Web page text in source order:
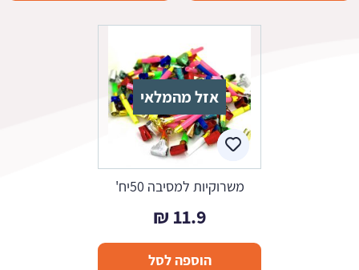
אזל מהמלאי
משרוקיות למסיבה 50יח'
11.9
₪
הוספה לסל